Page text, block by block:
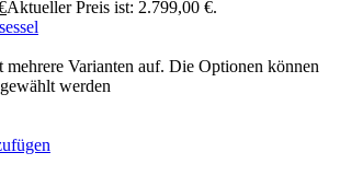
Aktueller Preis ist: 2.799,00 €.
mehrere Varianten auf. Die Optionen können
werden